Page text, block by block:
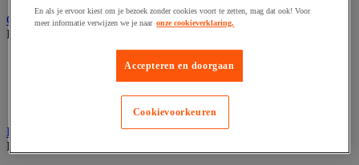
Gereedschap opbergen
Bekijk de hele productgroep
Assortimentsdoos en gereedschapkoffer
Gereedschapskist en opbergtas
Handgereedschap
Bekijk de hele productgroep
En als je ervoor kiest om je bezoek zonder cookies voort te zetten, mag dat ook! Voor
meer informatie verwijzen we je naar onze cookieverklaring.
Accepteren en doorgaan
Cookievoorkeuren